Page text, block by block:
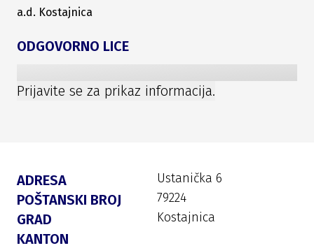
a.d. Kostajnica
ODGOVORNO LICE
Prijavite se za prikaz informacija.
ADRESA Ustanička 6
POŠTANSKI BROJ 79224
GRAD Kostajnica
KANTON